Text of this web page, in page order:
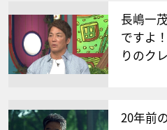
長嶋一
ですよ
りのク
20年前